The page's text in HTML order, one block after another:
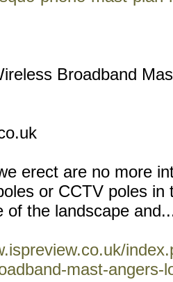
Broadband
erect are no more
or CCTV poles in
of the landscape
mast-angers-